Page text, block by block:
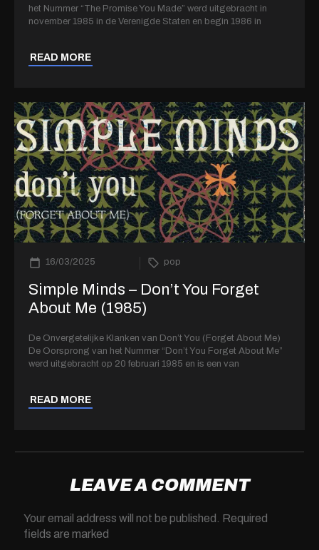
het Nummer “The Promise You Made” werd uitgebracht in
november 1985 in de Verenigde Staten en begin 1986 in
READ MORE
16/03/2025 pop
Simple Minds – Don’t You Forget
About Me (1985)
De Onvergetelijke Klanken van Don’t You (Forget About Me)
De Oorsprong van het Nummer “Don’t You Forget About Me”
werd uitgebracht op 20 februari 1985 en is een van
READ MORE
LEAVE A COMMENT
Your email address will not be published.
Required
fields are marked